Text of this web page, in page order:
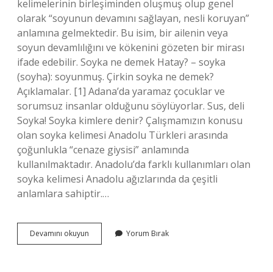
kelimelerinin birleşiminden oluşmuş olup genel
olarak “soyunun devamını sağlayan, nesli koruyan”
anlamına gelmektedir. Bu isim, bir ailenin veya
soyun devamlılığını ve kökenini gözeten bir mirası
ifade edebilir. Soyka ne demek Hatay? – soyka
(soyha): soyunmuş. Çirkin soyka ne demek?
Açıklamalar. [1] Adana’da yaramaz çocuklar ve
sorumsuz insanlar olduğunu söylüyorlar. Sus, deli
Soyka! Soyka kimlere denir? Çalışmamızın konusu
olan soyka kelimesi Anadolu Türkleri arasında
çoğunlukla “cenaze giysisi” anlamında
kullanılmaktadır. Anadolu’da farklı kullanımları olan
soyka kelimesi Anadolu ağızlarında da çeşitli
anlamlara sahiptir.…
Devamını okuyun
Soyka
Yorum Bırak